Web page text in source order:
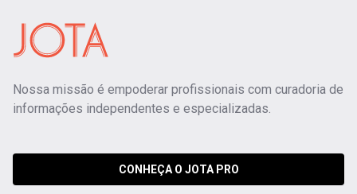
Nossa missão é empoderar profissionais com curadoria de
informações independentes e especializadas.
CONHEÇA O JOTA PRO